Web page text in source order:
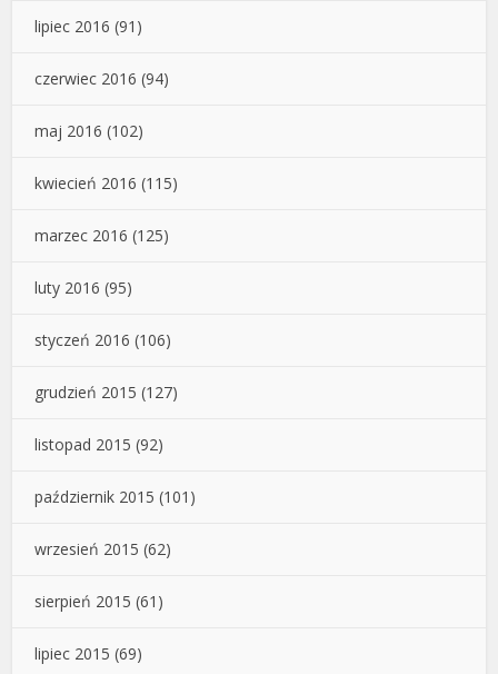
lipiec 2016 (91)
czerwiec 2016 (94)
maj 2016 (102)
kwiecień 2016 (115)
marzec 2016 (125)
luty 2016 (95)
styczeń 2016 (106)
grudzień 2015 (127)
listopad 2015 (92)
październik 2015 (101)
wrzesień 2015 (62)
sierpień 2015 (61)
lipiec 2015 (69)